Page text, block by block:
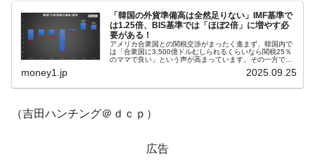
「韓国の外貨準備高は全然足りない」IMF基準で
は1.25倍、BIS基準では「ほぼ2倍」に増やす必
要がある！
アメリカ合衆国との関税交渉がまったく進まず、韓国内で
は「合衆国に3,500億ドルむしられるくらいなら関税25％
のママで良い」という声が高まっています。その一方で
money1.jp 2025.09.25
（吉田ハンチング＠ｄｃｐ）
広告